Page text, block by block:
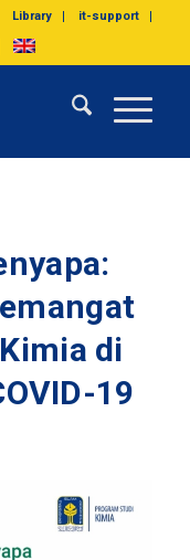
Library it-support
di
19